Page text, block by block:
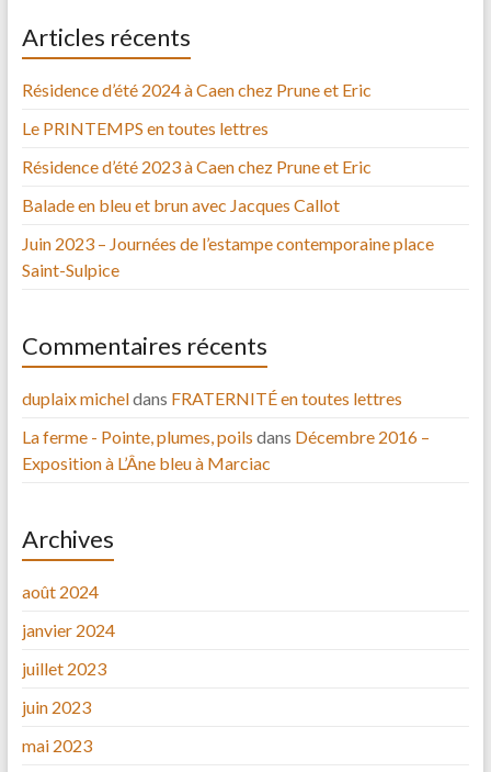
Articles récents
Résidence d’été 2024 à Caen chez Prune et Eric
Le PRINTEMPS en toutes lettres
Résidence d’été 2023 à Caen chez Prune et Eric
Balade en bleu et brun avec Jacques Callot
Juin 2023 – Journées de l’estampe contemporaine place
Saint-Sulpice
Commentaires récents
duplaix micheldans FRATERNITÉ en toutes lettres
La ferme - Pointe, plumes, poils dans Décembre 2016 –
Exposition à L’Âne bleu à Marciac
Archives
août 2024
janvier 2024
juillet 2023
juin 2023
mai 2023